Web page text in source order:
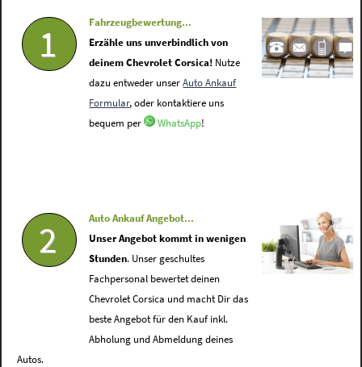
1
Fahrzeugbewertung...
Erzähle uns unverbindlich von
deinem Chevrolet Corsica! Nutze
dazu entweder unserAuto Ankauf
Formular, oder kontaktiere uns
bequem per
WhatsApp!
2
Auto Ankauf Angebot...
Unser Angebot kommt in wenigen
Stunden. Unser geschultes
Fachpersonal bewertet deinen
Chevrolet Corsica und macht Dir das
beste Angebot für den Kauf inkl.
Abholung und Abmeldung deines
Autos.